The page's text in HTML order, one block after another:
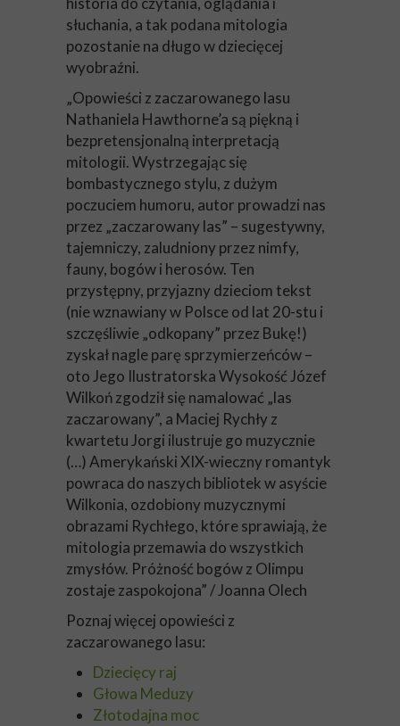
słuchania, a tak podana mitologia
pozostanie na długo w dziecięcej
wyobraźni.
„Opowieści z zaczarowanego lasu
Nathaniela Hawthorne’a są piękną i
bezpretensjonalną interpretacją
mitologii. Wystrzegając się
bombastycznego stylu, z dużym
poczuciem humoru, autor prowadzi nas
przez „zaczarowany las” – sugestywny,
tajemniczy, zaludniony przez nimfy,
fauny, bogów i herosów. Ten
przystępny, przyjazny dzieciom tekst
(nie wznawiany w Polsce od lat 20-stu i
szczęśliwie „odkopany” przez Bukę!)
zyskał nagle parę sprzymierzeńców –
oto Jego Ilustratorska Wysokość Józef
Wilkoń zgodził się namalować „las
zaczarowany”, a Maciej Rychły z
kwartetu Jorgi ilustruje go muzycznie
(…) Amerykański XIX-wieczny romantyk
powraca do naszych bibliotek w asyście
Wilkonia, ozdobiony muzycznymi
obrazami Rychłego, które sprawiają, że
mitologia przemawia do wszystkich
zmysłów. Próżność bogów z Olimpu
zostaje zaspokojona” / Joanna Olech
Poznaj więcej opowieści z
zaczarowanego lasu:
Dziecięcy raj
Głowa Meduzy
Złotodajna moc